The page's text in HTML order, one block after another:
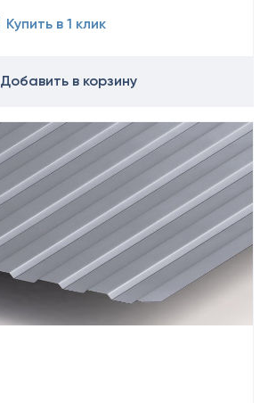
Купить в 1 клик
Добавить в корзину